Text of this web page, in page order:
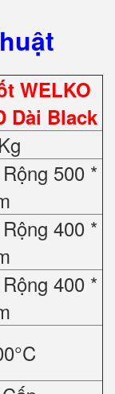
WELKO
Dài Black
500 *
400 *
400 *